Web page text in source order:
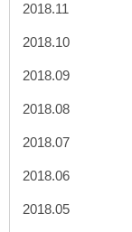
2018.11
2018.10
2018.09
2018.08
2018.07
2018.06
2018.05